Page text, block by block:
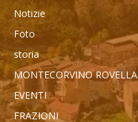
Notizie
Foto
storia
MONTECORVINO ROVELLA
EVENTI
FRAZIONI